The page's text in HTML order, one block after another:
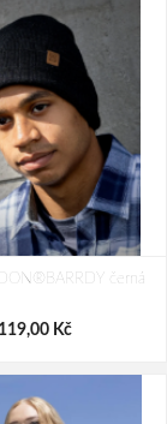
sandál
modráčerná
119,00 Kč